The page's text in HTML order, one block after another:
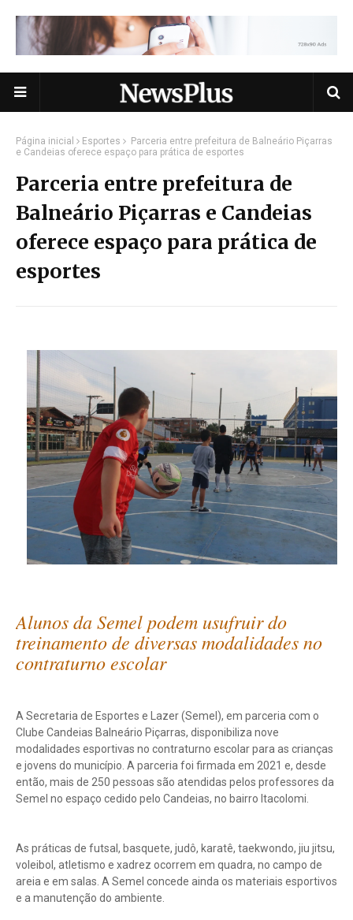
Página inicial Esportes
Parceria entre prefeitura de Balneário Piçarras
e Candeias oferece espaço para prática de esportes
Parceria entre prefeitura de
Balneário Piçarras e Candeias
oferece espaço para prática de
esportes
Alunos da Semel podem usufruir do
treinamento de diversas modalidades no
contraturno escolar
A Secretaria de Esportes e Lazer (Semel), em parceria com o
Clube Candeias Balneário Piçarras, disponibiliza nove
modalidades esportivas no contraturno escolar para as crianças
e jovens do município. A parceria foi firmada em 2021 e, desde
então, mais de 250 pessoas são atendidas pelos professores da
Semel no espaço cedido pelo Candeias, no bairro Itacolomi.
As práticas de futsal, basquete, judô, karatê, taekwondo, jiu jitsu,
voleibol, atletismo e xadrez ocorrem em quadra, no campo de
areia e em salas. A Semel concede ainda os materiais esportivos
e a manutenção do ambiente.